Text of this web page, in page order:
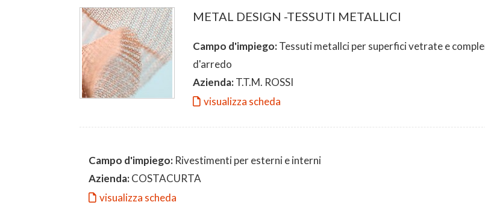
METAL DESIGN -TESSUTI METALLICI
Campo d'impiego:Tessuti metallci per superfici vetrate e
d'arredo
Azienda:T.T.M. ROSSI
visualizza scheda
Campo d'impiego: Rivestimenti per esterni e interni
Azienda:COSTACURTA
visualizza scheda